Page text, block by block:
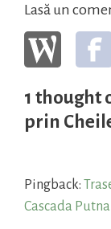
Lasă un
1 thought
prin
Pingback:
Cascada